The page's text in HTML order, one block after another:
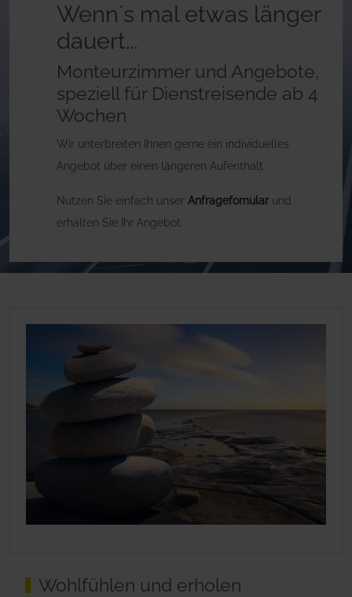
Wenn´s mal etwas länger
dauert...
Monteurzimmer und Angebote,
speziell für Dienstreisende ab 4
Wochen
Wir unterbreiten Ihnen gerne ein individuelles
Angebot über einen längeren Aufenthalt.
Nutzen Sie einfach unser Anfragefomular und
erhalten Sie Ihr Angebot.
Wohlfühlen und erholen